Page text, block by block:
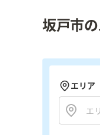
坂戸市
エリア